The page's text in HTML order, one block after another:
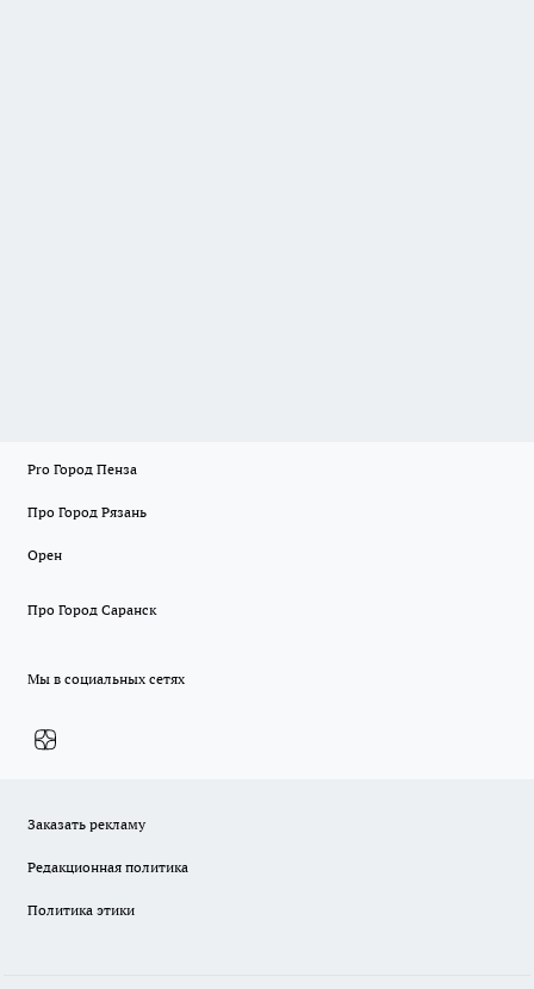
Pro Город Пенза
Про Город Рязань
Орен
Про Город Саранск
Мы в социальных сетях
Заказать рекламу
Редакционная политика
Политика этики